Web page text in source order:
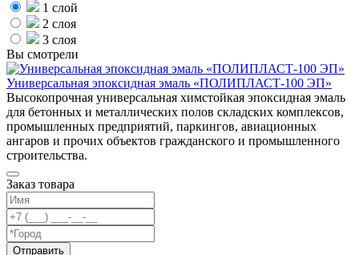
1 слой
2 слоя
3 слоя
Вы смотрели
Универсальная эпоксидная эмаль «ПОЛИПЛАСТ-100 ЭП»
Высокопрочная универсальная химстойкая эпоксидная эмаль
для бетонных и металлических полов складских комплексов,
промышленных предприятий, паркингов, авиационных
ангаров и прочих объектов гражданского и промышленного
строительства.
Заказ товара